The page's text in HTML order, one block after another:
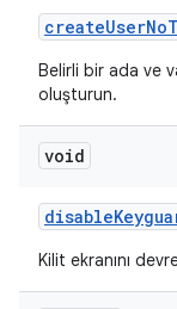
createUserNo
Belirli bir ada ve
oluşturun.
void
disable
Kilit ekranını